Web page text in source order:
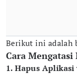
Berikut ini adalah
Cara
1. Hapus